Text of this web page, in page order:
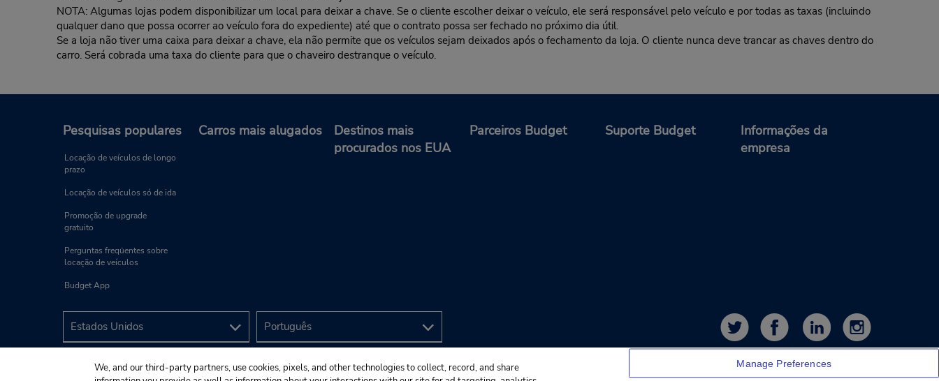
NOTA: Algumas lojas podem disponibilizar um local para deixar a chave. Se o cliente escolher deixar o veículo, ele será responsável pelo veículo e por todas as taxas (incluindo
qualquer dano que possa ocorrer ao veículo fora do expediente) até que o contrato possa ser fechado no próximo dia útil.
Se a loja não tiver uma caixa para deixar a chave, ela não permite que os veículos sejam deixados após o fechamento da loja. O cliente nunca deve trancar as chaves dentro do
carro. Será cobrada uma taxa do cliente para que o chaveiro destranque o veículo.
Pesquisas populares
Locação de veículos de longo
prazo
Locação de veículos só de ida
Promoção de upgrade
gratuito
Perguntas freqüentes sobre
locação de veículos
Budget App
Carros mais alugados
Destinos mais
procurados nos EUA
Parceiros Budget Suporte Budget
Informações da
empresa
We, and our third-party partners, use cookies, pixels, and other technologies to collect, record, and share
Manage Preferences